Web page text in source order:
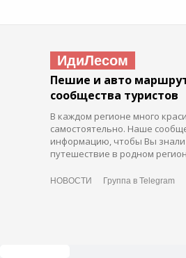
ИдиЛесом
Пешие и авто
сообщества туристов
В каждом регионе много
самостоятельно. Наше
информацию, чтобы Вы
путешествие в родном
НОВОСТИ Группа в Telegram